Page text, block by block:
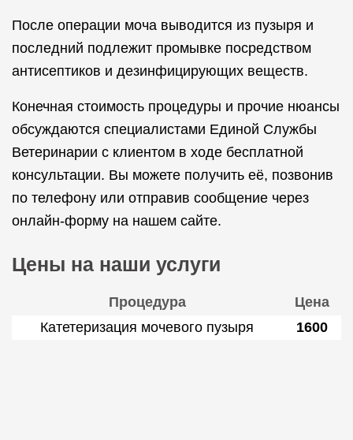
После операции моча выводится из пузыря и
последний подлежит промывке посредством
антисептиков и дезинфицирующих веществ.
Конечная стоимость процедуры и прочие нюансы
обсуждаются специалистами Единой Службы
Ветеринарии с клиентом в ходе бесплатной
консультации. Вы можете получить её, позвонив
по телефону или отправив сообщение через
онлайн-форму на нашем сайте.
Цены на наши услуги
Процедура
Цена
Катетеризация мочевого пузыря
1600